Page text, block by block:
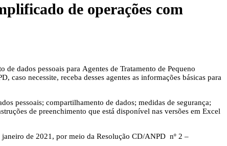
de operações com
dados pessoais para Agentes de Tratamento de Pequeno
caso necessite, receba desses agentes as informações básicas para
pessoais; compartilhamento de dados; medidas de segurança;
de preenchimento que está disponível nas versões em Excel
de 2021, por meio da Resolução CD/ANPD nº 2 –